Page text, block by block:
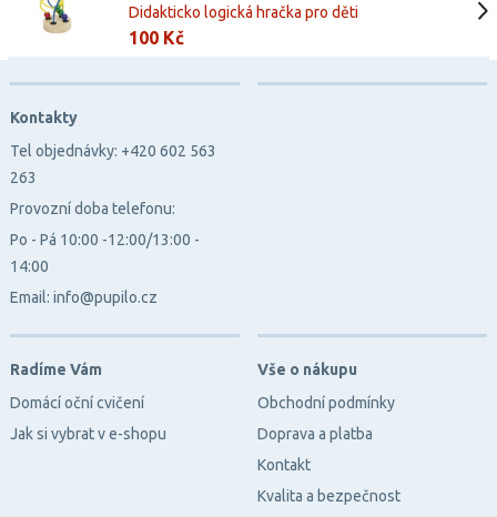
Didakticko logická hračka pro děti
100 Kč
Kontakty
Tel objednávky: +420 602 563
263
Provozní doba telefonu:
Po - Pá 10:00 -12:00/13:00 -
14:00
Email: info@pupilo.cz
Vše o nákupu
Obchodní podmínky
Doprava a platba
Kontakt
Kvalita a bezpečnost
Radíme Vám
Domácí oční cvičení
Jak si vybrat v e-shopu